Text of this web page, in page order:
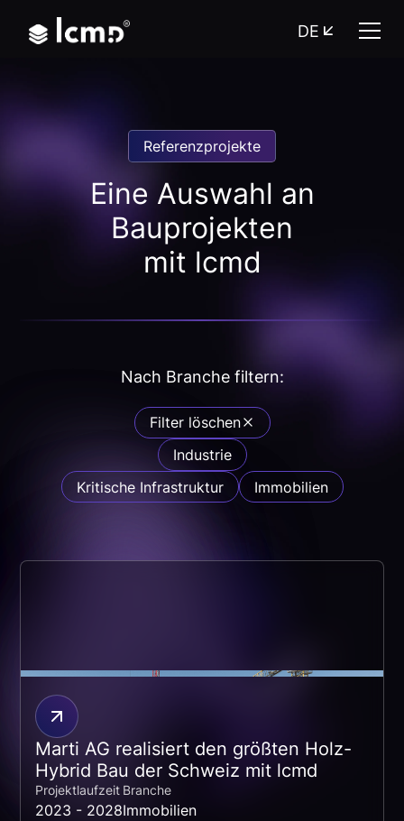
DE
Referenzprojekte
Eine Auswahl an
Bauprojekten
mit lcmd
Nach Branche filtern:
Kritische Infrastruktur Immobilien
Industrie
Filter löschen
Marti AG realisiert den größten Holz-
Hybrid Bau der Schweiz mit lcmd
Projektlaufzeit
2023 - 2028
Branche
Immobilien